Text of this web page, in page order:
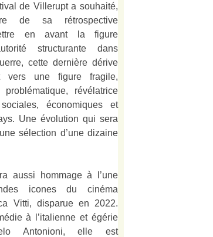
de Villerupt a souhaité,
de sa rétrospective
en avant la figure
structurante dans
cette dernière dérive
vers une figure fragile,
révélatrice
économiques et
Une évolution qui sera
sélection d’une dizaine
aussi hommage à l’une
icones du cinéma
Vitti, disparue en 2022.
à l’italienne et égérie
Antonioni, elle est